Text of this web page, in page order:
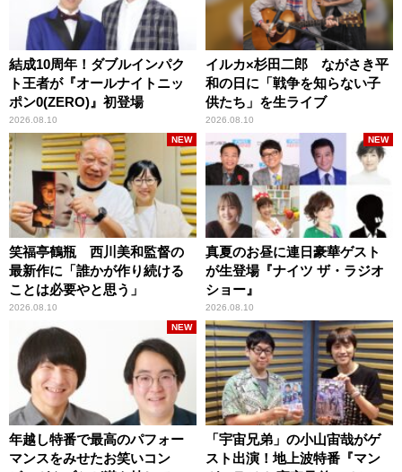
結成10周年！ダブルインパク
ト王者が『オールナイトニッ
ポン0(ZERO)』初登場
2026.08.10
イルカ×杉田二郎 ながさき平
和の日に「戦争を知らない子
供たち」を生ライブ
2026.08.10
笑福亭鶴瓶 西川美和監督の
最新作に「誰かが作り続ける
ことは必要やと思う」
2026.08.10
NEW
真夏のお昼に連日豪華ゲスト
が生登場『ナイツ ザ・ラジオ
ショー』
2026.08.10
NEW
年越し特番で最高のパフォー
マンスをみせたお笑いコン
NEW
「宇宙兄弟」の小山宙哉がゲ
スト出演！地上波特番『マン